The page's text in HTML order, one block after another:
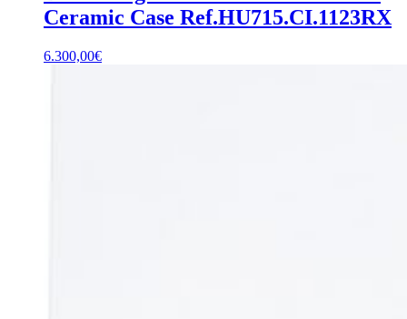
Ceramic Case Ref.HU715.CI.1123RX
6.300,00€